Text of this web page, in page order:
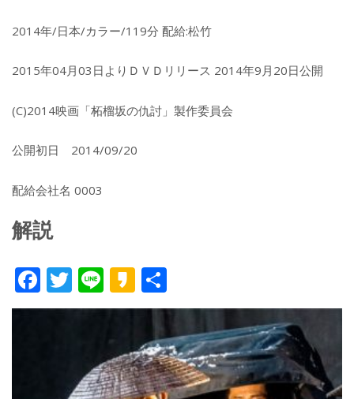
2014年/日本/カラー/119分 配給:松竹
2015年04月03日よりＤＶＤリリース 2014年9月20日公開
(C)2014映画「柘榴坂の仇討」製作委員会
公開初日 2014/09/20
配給会社名 0003
解説
F
ac
T
w
Li
n
K
a
a
o
有